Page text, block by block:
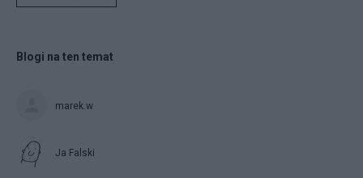
Blogi na ten temat
marek.w
Ja Falski